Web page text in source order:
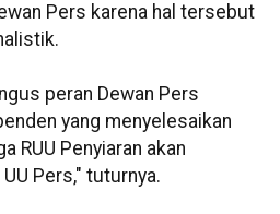
Pers karena hal tersebut
peran Dewan Pers
yang menyelesaikan
RUU Penyiaran akan
Pers," tuturnya.